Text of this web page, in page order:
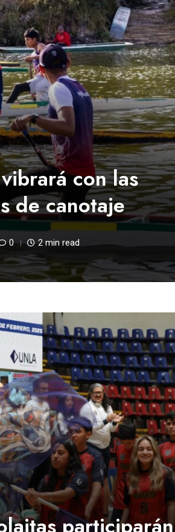
con las
de canotaje
0 2 min read